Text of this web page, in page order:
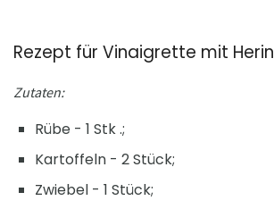
Rezept für Vinaigrette mit
Zutaten:
Rübe - 1 Stk .;
Kartoffeln - 2 Stück;
Zwiebel - 1 Stück;